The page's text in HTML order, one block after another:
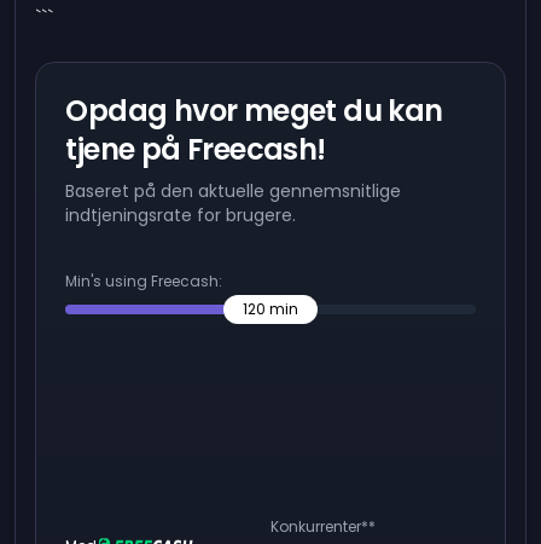
```
Opdag hvor meget du kan
tjene på Freecash!
Baseret på den aktuelle gennemsnitlige
indtjeningsrate for brugere.
Min's using Freecash:
120 min
Konkurrenter**